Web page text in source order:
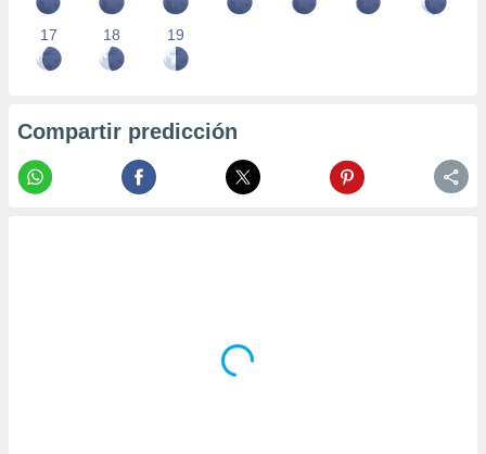
17 18 19
Compartir predicción